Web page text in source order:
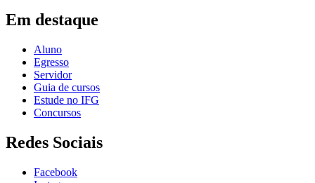
Em destaque
Aluno
Egresso
Servidor
Guia de cursos
Estude no IFG
Concursos
Redes Sociais
Facebook